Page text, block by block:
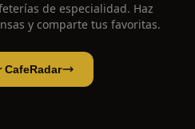
de especialidad. Haz
y comparte tus favoritas.
CafeRadar